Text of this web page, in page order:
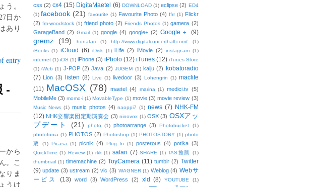
。
日か
あり
entry
-
から
。こ
りま
うけ
css (2) cx4 (15) DigitaMaetel (6) DOWNLOAD (1) eclipse (2) ED4
(1) facebook (21) favourite (1) Favourite Photo (4) ffrr (1) Flickr
(2) fm-woodstock (1) friend photo (2) Friends Photos (1) gamera (2)
GarageBand (2) Gmail (1) google (4) google+ (2) Google＋ (9)
gremz (19) honatari (1) http://www.digitalconcerthall.com/
(1)
iBooks (1) iCloud (6) iDisk (1) iLife (2) iMovie (2) instagr.am (1)
internet (1) iOS (1) iPhone (3) iPhoto (12) iTunes (12) iTunes Store
(1) iWeb (1) J-POP (2) Java (2) JUGEM (1) kaiju (2)
kobatoradio
(7) Lion (3) listen (8) Live (1) livedoor (3) Lohengrin (1) maclife
(11) MacOSX (78) maetel (4) marina (1) medici.tv (5)
MobileMe (3) momo-i (1) MovableType (1) movie (3) movie review (3)
Music News (1) music photos (4) naoppi7 (1) news (7) NHK-FM
(12) NHK交響楽団定期演奏会 (3) ninovox (1) OSX (3) OSXアッ
プデート
(21) photo (1) photoarrange (3) Photobucket
(1)
photofunia (1) PHOTOS (2) Photoshop (1) PHOTOSTORY (1) photo
蔵
(1) Picasa (1) picnik (4) Plug In (1) posterous (4) potika (3)
QuickTime (1) Review (1) rkk (1) safari (7) SHARE (1) TAS推薦
(1)
thumbnail (1) timemachine (2) ToyCamera (11) tumblr (2) Twitter
(9) update (3) ustream (2) vlc (3) WAGNER (1) Weblog (4) Webサ
ービス
(13) word (3) WordPress (2) xld (8) YOUTUBE (1)